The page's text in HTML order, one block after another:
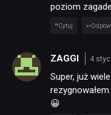
poziom
Cytuj
ZAGGI 4
Super, już
😀